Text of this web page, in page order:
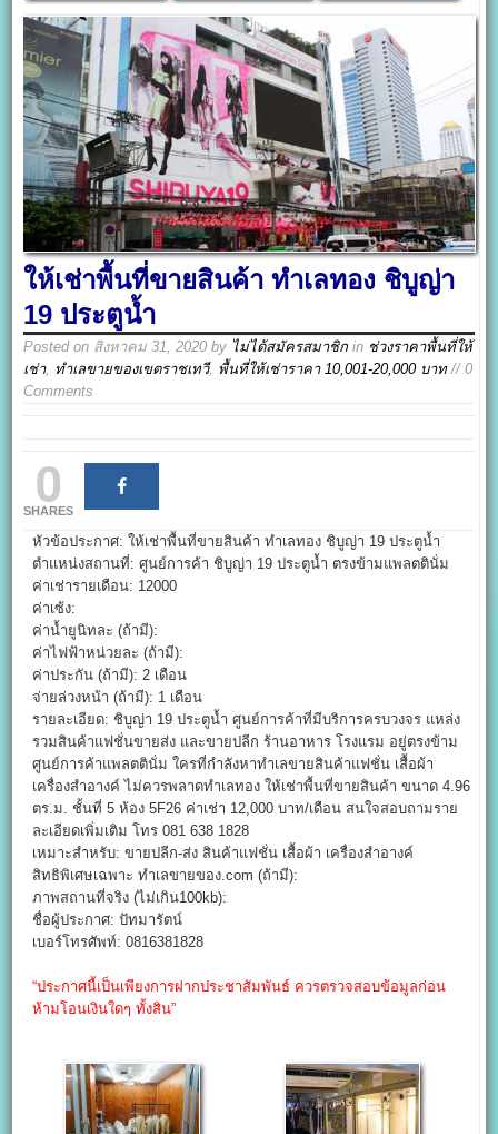
ให้เช่าพื้นที่ขายสินค้า ทำเลทอง ชิบูญ่า
19 ประตูน้ำ
Posted on สิงหาคม 31, 2020 by ไม่ได้สมัครสมาชิก in ช่วงราคาพื้นที่ให้
เช่า, ทำเลขายของเขตราชเทวี, พื้นที่ให้เช่าราคา 10,001-20,000 บาท// 0
Comments
0
SHARES
หัวข้อประกาศ: ให้เช่าพื้นที่ขายสินค้า ทำเลทอง ชิบูญ่า 19 ประตูน้ำ
ตำแหน่งสถานที่: ศูนย์การค้า ชิบูญ่า 19 ประตูน้ำ ตรงข้ามแพลตตินั่ม
ค่าเช่ารายเดือน: 12000
ค่าเซ้ง:
ค่าน้ำยูนิทละ (ถ้ามี):
ค่าไฟฟ้าหน่วยละ (ถ้ามี):
ค่าประกัน (ถ้ามี): 2 เดือน
จ่ายล่วงหน้า (ถ้ามี): 1 เดือน
รายละเอียด: ชิบูญ่า 19 ประตูน้ำ ศูนย์การค้าที่มีบริการครบวงจร แหล่ง
รวมสินค้าแฟชั่นขายส่ง และขายปลีก ร้านอาหาร โรงแรม อยู่ตรงข้าม
ศูนย์การค้าแพลตตินั่ม ใครที่กำลังหาทำเลขายสินค้าแฟชั่น เสื้อผ้า
เครื่องสำอางค์ ไม่ควรพลาดทำเลทอง ให้เช่าพื้นที่ขายสินค้า ขนาด 4.96
ตร.ม. ชั้นที่ 5 ห้อง 5F26 ค่าเช่า 12,000 บาท/เดือน สนใจสอบถามราย
ละเอียดเพิ่มเติม โทร 081 638 1828
เหมาะสำหรับ: ขายปลีก-ส่ง สินค้าแฟชั่น เสื้อผ้า เครื่องสำอางค์
สิทธิพิเศษเฉพาะ ทำเลขายของ.com (ถ้ามี):
ภาพสถานที่จริง (ไม่เกิน100kb):
ชื่อผู้ประกาศ: ปัทมารัตน์
เบอร์โทรศัพท์: 0816381828
“ประกาศนี้เป็นเพียงการฝากประชาสัมพันธ์ ควรตรวจสอบข้อมูลก่อน
ห้ามโอนเงินใดๆ ทั้งสิน”